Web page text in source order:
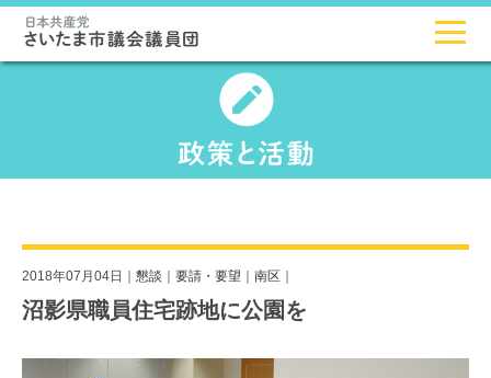
2018年07月04日｜ 懇談 要請・要望 南区
沼影県職員住宅跡地に公園を